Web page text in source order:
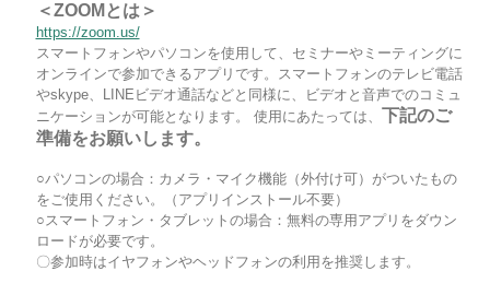
＜ZOOMとは＞
https://zoom.us/
スマートフォンやパソコンを使用して、セミナーやミーティングに
オンラインで参加できるアプリです。スマートフォンのテレビ電話
やskype、LINEビデオ通話などと同様に、ビデオと音声でのコミュ
ニケーションが可能となります。 使用にあたっては、 下記のご
準備をお願いします。
○パソコンの場合：カメラ・マイク機能（外付け可）がついたもの
をご使用ください。（アプリインストール不要）
○スマートフォン・タブレットの場合：無料の専用アプリをダウン
ロードが必要です。
〇参加時はイヤフォンやヘッドフォンの利用を推奨します。